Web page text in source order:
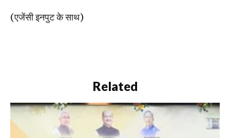
(एजेंसी इनपुट के साथ)
Related